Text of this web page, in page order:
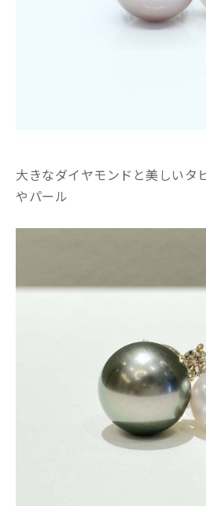
大きなダイヤモンドと美しいタ
やパール